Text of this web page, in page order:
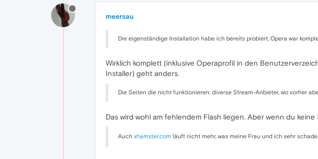
meersau
Die eigenständige Installation habe ich bereits probiert. Opera war
Wirklich komplett (inklusive Operaprofil in den
Installer) geht anders.
Die Seiten die nicht funktionieren: diverse Stream-Anbieter, wo vorher
Das wird wohl am fehlendem Flash liegen. Aber wenn du
Auch xhamster.com läuft nicht mehr, was meine Frau und ich sehr